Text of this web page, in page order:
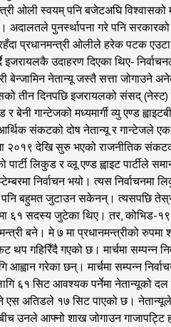
ओली स्वयम् पनि बजेटअघि
पुनर्स्थापना गरे पनि
प्रधानमन्त्री ओलीले हरेक पटक
उदाहरण दिएका थिए-
बेन्जामिन नेतान्यू जस्तै सत्ता
तीन दिनपछि इजरायलको संसद्
बेनी गान्टेजको मध्यमार्गी व्यु एण्ड
संकटको दोष नेतान्यू र गान्टेजले
देखि सुरु भएको राजनीतिक
लिकुड र व्लू एण्ड ह्वाइट पार्टीले
निर्वाचन भयो। त्यस निर्वाचनमा
बहुमत जुटाउन सकेनन्। त्यसपछि तेस्रो
६१ सदस्य जुटेका थिए। तर, कोभिड-
बने। मे ७ मा प्रधानमन्त्रीको
गहिरिँदै गएको छ। मार्चमा सम्पन्न
गरेका छन्। मार्चमा सम्पन्न
६१ सिट आवश्यक पर्नेमा नेतान्यूको दल
एस अतिडले १७ सिट पाएको छ।
उनले आफ्नो शाख जोगाउन